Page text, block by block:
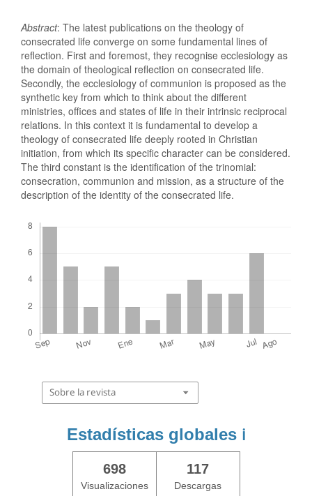
Abstract: The latest publications on the theology of
consecrated life converge on some fundamental lines of
reflection. First and foremost, they recognise ecclesiology as
the domain of theological reflection on consecrated life.
Secondly, the ecclesiology of communion is proposed as the
synthetic key from which to think about the different
ministries, offices and states of life in their intrinsic reciprocal
relations. In this context it is fundamental to develop a
theology of consecrated life deeply rooted in Christian
initiation, from which its specific character can be considered.
The third constant is the identification of the trinomial:
consecration, communion and mission, as a structure of the
description of the identity of the consecrated life.
Sobre la revista
Estadísticas globales ℹ️
698
Visualizaciones
117
Descargas